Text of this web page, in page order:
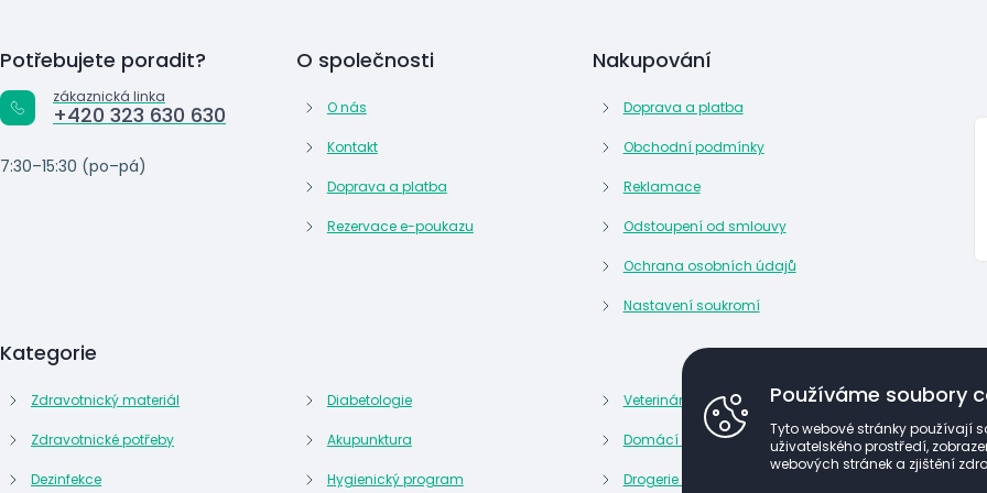
Používáme soubory
Tyto webové stránky používají
uživatelského prostředí,
webových stránek a zjištění
Potřebujete poradit?
zákaznická linka
+420 323 630 630
7:30–15:30 (po–pá)
O společnosti
O nás
Kontakt
Doprava a platba
Rezervace e-poukazu
Kategorie
Zdravotnický materiál
Zdravotnické potřeby
Dezinfekce
Diabetologie
Akupunktura
Hygienický program
Veterinární potřeby
Domácí lékárna
Drogerie a domácnost
Kancelář
Nakupování
Doprava a platba
Obchodní podmínky
Reklamace
Odstoupení od smlouvy
Ochrana osobních údajů
Nastavení soukromí